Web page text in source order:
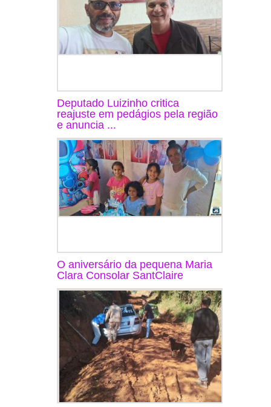
Deputado Luizinho critica
reajuste em pedágios pela região
e anuncia ...
O aniversário da pequena Maria
Clara Consolar SantClaire